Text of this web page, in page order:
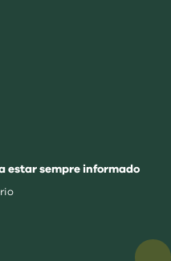
estar sempre informado